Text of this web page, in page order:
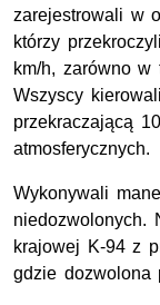
zarejestrowali w
którzy
km/h, zarówno
Wszyscy
przekraczającą
atmosferycznych.
Wykonywali
niedozwolonych.
krajowej K-94 z
gdzie dozwolona